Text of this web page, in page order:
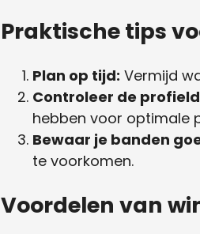
Praktische tips
Plan op tijd: Vermijd
Controleer de
hebben voor optimale
Bewaar je banden
te voorkomen.
Voordelen van